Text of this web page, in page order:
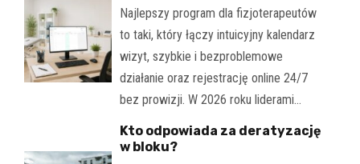
Najlepszy program dla fizjoterapeutów
to taki, który łączy intuicyjny kalendarz
wizyt, szybkie i bezproblemowe
działanie oraz rejestrację online 24/7
bez prowizji. W 2026 roku liderami…
Kto odpowiada za deratyzację
w bloku?